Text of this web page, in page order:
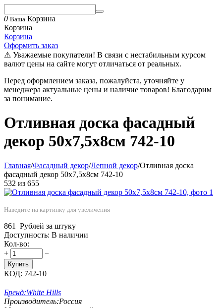
0 Ваша Корзина
Корзина
Корзина
Оформить заказ
⚠ Уважаемые покупатели! В связи с нестабильным курсом
валют цены на сайте могут отличаться от реальных.
Перед оформлением заказа, пожалуйста, уточняйте у
менеджера актуальные цены и наличие товаров! Благодарим
за понимание.
Отливная доска фасадный
декор 50х7,5х8см 742-10
Главная/Фасадный декор/Лепной декор/Отливная доска
фасадный декор 50х7,5х8см 742-10
532 из 655
Наведите на картинку для увеличения
861
Рублей за штуку
Доступность: В наличии
Кол-во:
+
−
Купить
КОД: 742-10
Бренд:White Hills
Производитель:Россия